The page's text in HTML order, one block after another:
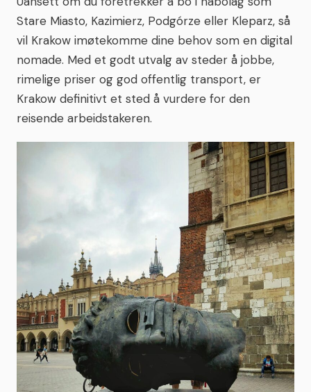
Stare Miasto, Kazimierz, Podgórze eller Kleparz, så
vil Krakow imøtekomme dine behov som en digital
nomade. Med et godt utvalg av steder å jobbe,
rimelige priser og god offentlig transport, er
Krakow definitivt et sted å vurdere for den
reisende arbeidstakeren.